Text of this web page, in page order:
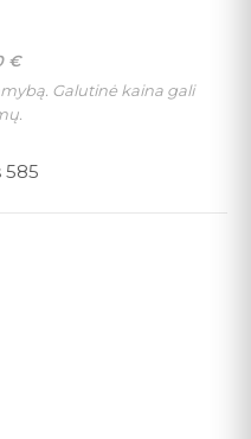
€
Galutinė kaina gali
585